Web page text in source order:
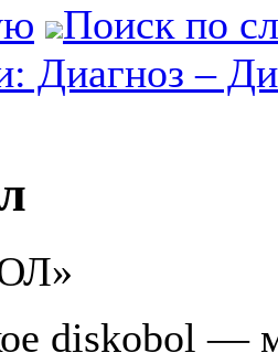
Поиск по
Диагноз –
diskobol —